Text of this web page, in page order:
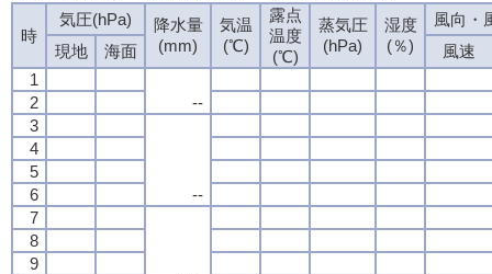
時
気圧(hPa)
降水量
(mm)
気温
(℃)
露点
温度
(℃)
蒸気圧
(hPa)
湿度
(％)
風向・
現地
海面
風速
1
--
2
3
--
4
5
6
7
8
9